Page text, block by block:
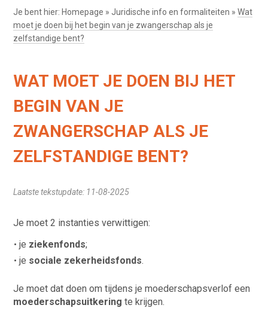
Je bent hier: Homepage » Juridische info en formaliteiten »Wat
moet je doen bij het begin van je zwangerschap als je
zelfstandige bent?
WAT MOET JE DOEN BIJ HET
BEGIN VAN JE
ZWANGERSCHAP ALS JE
ZELFSTANDIGE BENT?
Laatste tekstupdate: 11-08-2025
Je moet 2 instanties verwittigen:
je ziekenfonds;
je sociale zekerheidsfonds.
Je moet dat doen om tijdens je moederschapsverlof een
moederschapsuitkering te krijgen.